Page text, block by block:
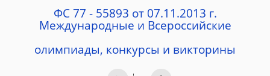
ФС 77 - 55893 от 07.11.2013 г.
Международные и Всероссийские
олимпиады, конкурсы и викторины